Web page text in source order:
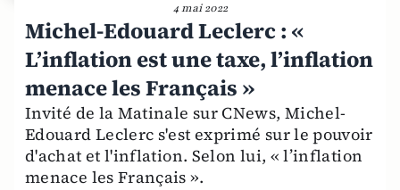
4 mai 2022
Michel-Edouard Leclerc : «
L’inflation est une taxe, l’inflation
menace les Français »
Invité de la Matinale sur CNews, Michel-
Edouard Leclerc s'est exprimé sur le pouvoir
d'achat et l'inflation. Selon lui, « l’inflation
menace les Français ».